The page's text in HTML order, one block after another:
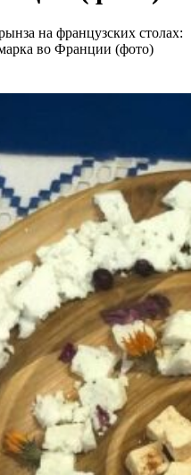
на французских столах:
во Франции (фото)